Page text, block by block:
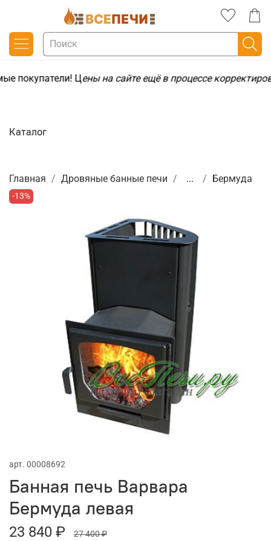
покупатели! Цены на сайте ещё в процессе
Главная Дровяные банные печи ... Бермуда
-13%
арт. 00008692
Банная печь Варвара
Бермуда левая
23 840 ₽ 27 400 ₽
Каталог